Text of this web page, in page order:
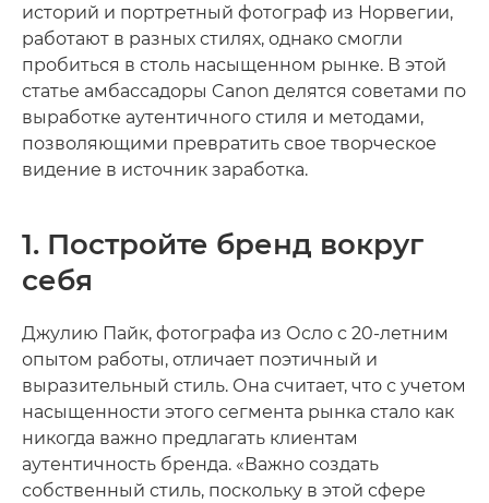
историй и портретный фотограф из Норвегии,
работают в разных стилях, однако смогли
пробиться в столь насыщенном рынке. В этой
статье амбассадоры Canon делятся советами по
выработке аутентичного стиля и методами,
позволяющими превратить свое творческое
видение в источник заработка.
1. Постройте бренд вокруг
себя
Джулию Пайк, фотографа из Осло с 20-летним
опытом работы, отличает поэтичный и
выразительный стиль. Она считает, что с учетом
насыщенности этого сегмента рынка стало как
никогда важно предлагать клиентам
аутентичность бренда. «Важно создать
собственный стиль, поскольку в этой сфере